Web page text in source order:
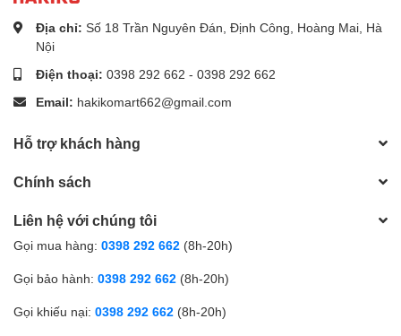
Địa chỉ: Số 18 Trần Nguyên Đán, Định Công, Hoàng Mai, Hà
Nội
Điện thoại: 0398 292 662 - 0398 292 662
Email: hakikomart662@gmail.com
Hỗ trợ khách hàng
Chính sách
Liên hệ với chúng tôi
Gọi mua hàng: 0398 292 662 (8h-20h)
Gọi bảo hành: 0398 292 662 (8h-20h)
Gọi khiếu nại: 0398 292 662 (8h-20h)